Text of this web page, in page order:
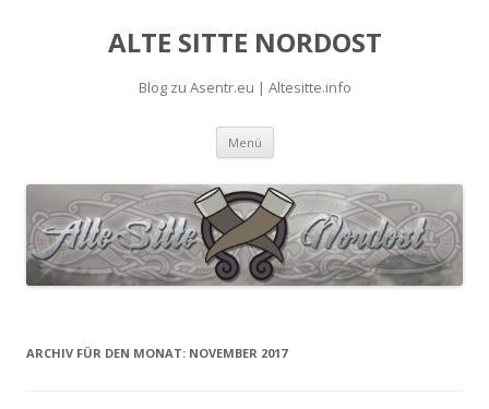
ALTE SITTE NORDOST
Blog zu Asentr.eu | Altesitte.info
Menü Springe
Inhalt
ARCHIV FÜR DEN MONAT: NOVEMBER 2017